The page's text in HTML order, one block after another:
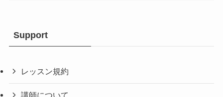
Support
レッスン規約
講師について